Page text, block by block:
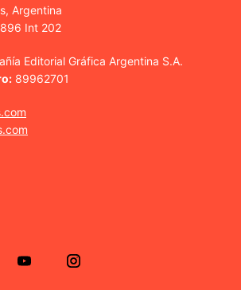
Argentina
Int 202
Editorial Gráfica Argentina S.A.
89962701